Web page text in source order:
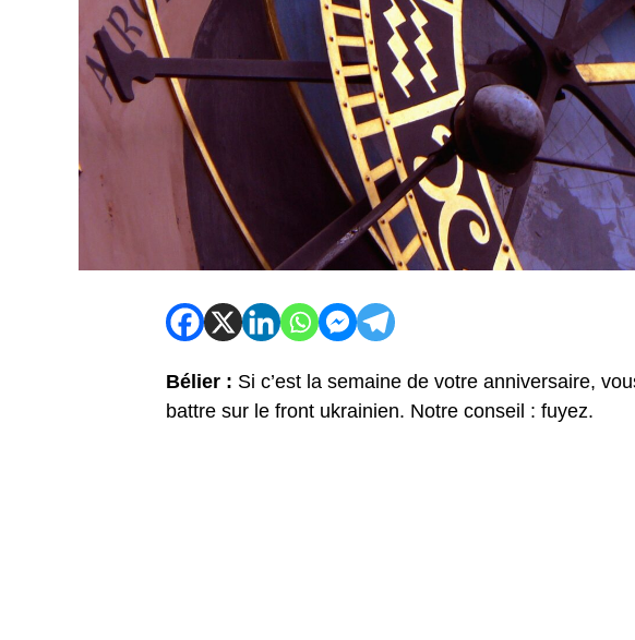
Bélier : Si c’est la semaine de votre anniversaire,
battre sur le front ukrainien. Notre conseil : fuyez.